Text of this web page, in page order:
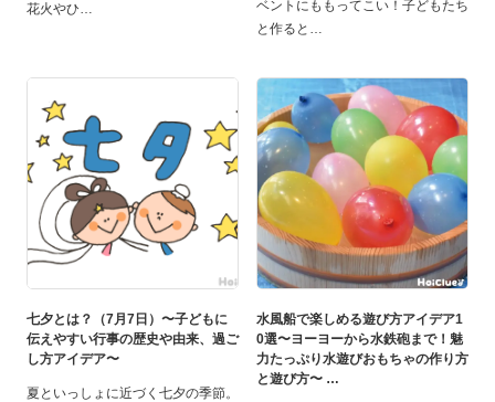
花火やひ
ベントにももってこい！子どもたち
と作ると
七夕とは？（7月7日）〜子どもに
伝えやすい行事の歴史や由来、過ご
し方アイデア〜
夏といっしょに近づく七夕の季節。
水風船で楽しめる遊び方アイデア1
0選〜ヨーヨーから水鉄砲まで！魅
力たっぷり水遊びおもちゃの作り方
と遊び方〜